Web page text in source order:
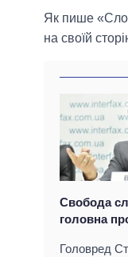
Як пише
на своїй
Свобода
головна
Головред